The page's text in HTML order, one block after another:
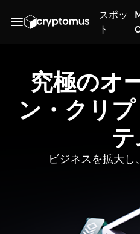
スポッ
ト
究極のオ
ン・クリ
ビジネスを拡大し